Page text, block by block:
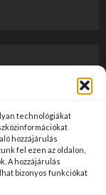
technológiákat
hozzájárulás
fel ezen az oldalon,
A hozzájárulás
bizonyos funkciókat
élni
jelezze